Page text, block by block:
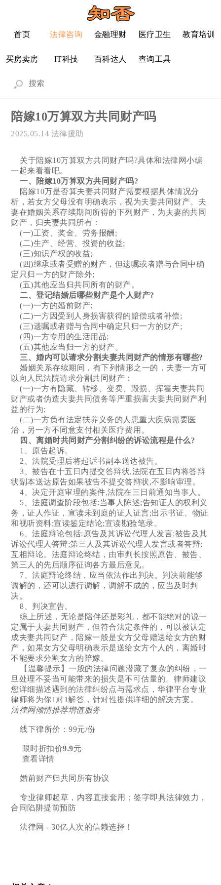
首页 法律咨询 金融理财 医疗卫生 教育培训
买房卖房 IT科技 百科达人 查询工具
陪嫁10万算双方共同财产吗
2025.05.14 法律援助
关于陪嫁10万算双方共同财产吗?具体和法律网小编
一起来看看吧。
一、陪嫁10万算双方共同财产吗?
陪嫁10万是否算夫妻共同财产需要根据具体情况分
析，若女方父母没有明确表示，视为夫妻共同财产。夫
妻在婚姻关系存续期间所得的下列财产，为夫妻的共同
财产，归夫妻共同所有：
(一)工资、奖金、劳务报酬;
(二)生产、经营、投资的收益;
(三)知识产权的收益;
(四)继承或者受赠的财产，但遗嘱或者赠与合同中确
定只归一方的财产除外;
(五)其他应当归共同所有的财产。
二、登记结婚后哪些财产是个人财产?
(一)一方的婚前财产;
(二)一方因受到人身损害获得的赔偿或者补偿;
(三)遗嘱或者赠与合同中确定只归一方的财产;
(四)一方专用的生活用品;
(五)其他应当归一方的财产。
三、婚内可以请求分割夫妻共同财产的情形有哪些?
婚姻关系存续期间，有下列情形之一的，夫妻一方可
以向人民法院请求分割共同财产：
(一)一方有隐藏、转移、变卖、毁损、挥霍夫妻共同
财产或者伪造夫妻共同债务等严重损害夫妻共同财产利
益的行为;
(二)一方负有法定扶养义务的人患重大疾病需要医
治，另一方不同意支付相关医疗费用。
四、离婚时共同财产分割纠纷的诉讼流程是什么?
1、原告起诉。
2、法院受理后将起诉书副本送达被告。
3、被告在十五日内提交答辩状,法院在五日内将答辩
状副本送达原告如果被告不提交答辩状,不影响审理。
4、决定开庭审理的案件,法院在三日前通知当事人。
5、法庭调查阶段包括:当事人陈述;告知证人的权利义
务，证人作证，宣读未到庭的证人证言;出示书证、物证
和视听资料;宣读鉴定结论;宣读勘验笔录。
6、法庭辩论包括:原告及其诉讼代理人发言;被告及其
诉讼代理人答辩;第三人及其诉讼代理人发言或者答辩;
互相辩论。法庭辩论终结，由审判长按照原告、被告、
第三人的先后顺序征询各方最后意见。
7、法庭辩论终结，应当依法作出判决。判决前能够
调解的，还可以进行调解，调解不成的，应当及时判
决。
8、判决宣告。
综上所述，无论是陪伴还是彩礼，都不能绝对的说一
定属于夫妻共同财产，但符合法定条件的，可以被认定
成夫妻共同财产，陪嫁一般是女方父母赠送给女方的财
产，如果女方父母明确表示是送给女方个人的，离婚时
不能要求分割女方的陪嫁。
【温馨提示】一般的法律问题潜藏了复杂的纠纷，一
旦处理不妥当可能带来的损失是不可估量的。律师建议
您详细描述遇到的法律纠纷点与需求点，华律平台专业
律师将为你1对1解答，针对性提供详细的解决方案。
法律网倾情推荐增值服务
线下律所价：99元/份
限时折扣价9.9元
查看详情
婚前财产归共同所有协议
专业律师起草，内容直接套用；签字即具法律效力，
合同陷阱提前预防
法律网 - 30亿人次的信赖选择！